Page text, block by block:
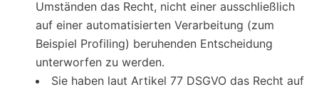
Umständen das Recht, nicht einer ausschließlich
auf einer automatisierten Verarbeitung (zum
Beispiel Profiling) beruhenden Entscheidung
unterworfen zu werden.
Sie haben laut Artikel 77 DSGVO das Recht auf